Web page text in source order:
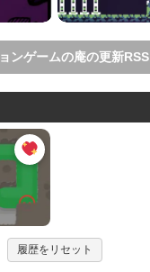
ンゲームの庵の更新RSS
履歴をリセット